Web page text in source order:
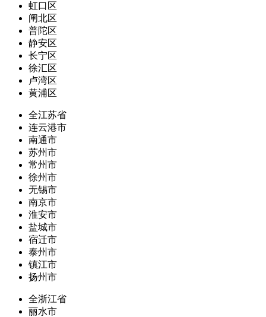
虹口区
闸北区
普陀区
静安区
长宁区
徐汇区
卢湾区
黄浦区
全江苏省
连云港市
南通市
苏州市
常州市
徐州市
无锡市
南京市
淮安市
盐城市
宿迁市
泰州市
镇江市
扬州市
全浙江省
丽水市